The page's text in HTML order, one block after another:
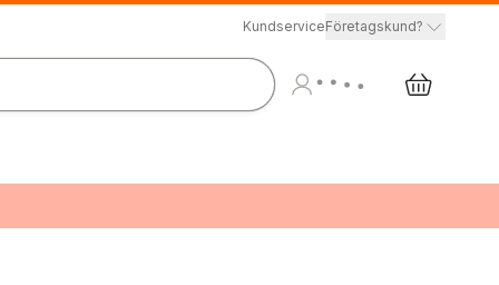
KundserviceFöretagskund?